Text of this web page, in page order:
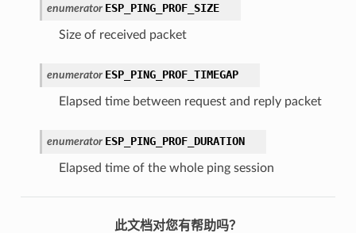
enumerator ESP_PING_PROF_SIZE
Size of received packet
enumerator ESP_PING_PROF_TIMEGAP
Elapsed time between request and reply packet
enumerator ESP_PING_PROF_DURATION
Elapsed time of the whole ping session
此文档对您有帮助吗？